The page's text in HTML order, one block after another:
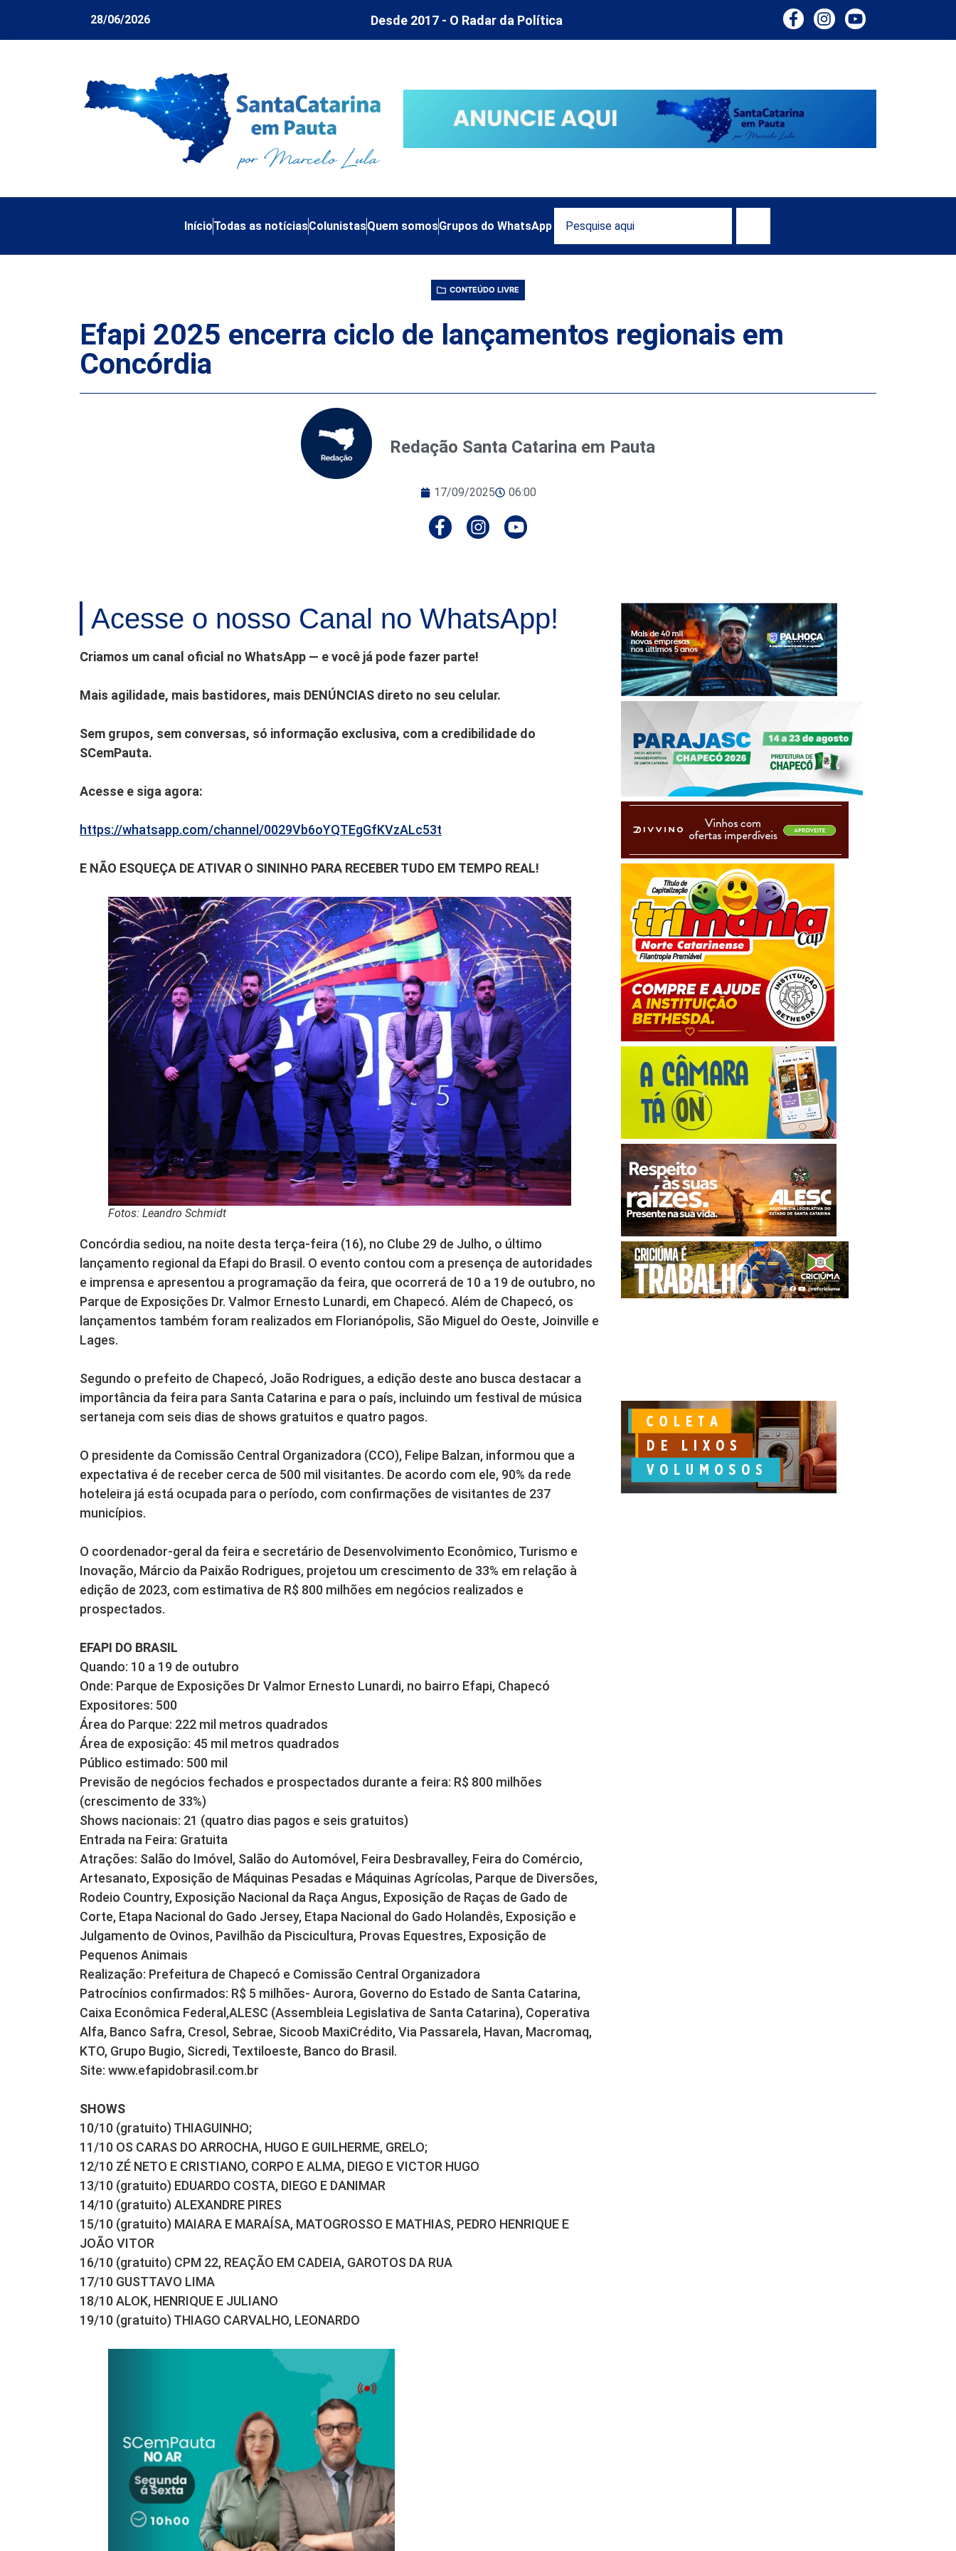
28/06/2026 Desde 2017 - O Radar da Política
InícioTodas as notíciasColunistasQuem somosGrupos do WhatsApp
CONTEÚDO LIVRE
Efapi 2025 encerra ciclo de lançamentos regionais em
Concórdia
Redação Santa Catarina em Pauta
17/09/2025 06:00
Acesse o nosso Canal no WhatsApp!
Criamos um canal oficial no WhatsApp — e você já pode fazer parte!
Mais agilidade, mais bastidores, mais DENÚNCIAS direto no seu celular.
Sem grupos, sem conversas, só informação exclusiva, com a credibilidade do
SCemPauta.
Acesse e siga agora:
https://whatsapp.com/channel/0029Vb6oYQTEgGfKVzALc53t
E NÃO ESQUEÇA DE ATIVAR O SININHO PARA RECEBER TUDO EM TEMPO REAL!
Fotos: Leandro Schmidt
Concórdia sediou, na noite desta terça-feira (16), no Clube 29 de Julho, o último
lançamento regional da Efapi do Brasil. O evento contou com a presença de autoridades
e imprensa e apresentou a programação da feira, que ocorrerá de 10 a 19 de outubro, no
Parque de Exposições Dr. Valmor Ernesto Lunardi, em Chapecó. Além de Chapecó, os
lançamentos também foram realizados em Florianópolis, São Miguel do Oeste, Joinville e
Lages.
Segundo o prefeito de Chapecó, João Rodrigues, a edição deste ano busca destacar a
importância da feira para Santa Catarina e para o país, incluindo um festival de música
sertaneja com seis dias de shows gratuitos e quatro pagos.
O presidente da Comissão Central Organizadora (CCO), Felipe Balzan, informou que a
expectativa é de receber cerca de 500 mil visitantes. De acordo com ele, 90% da rede
hoteleira já está ocupada para o período, com confirmações de visitantes de 237
municípios.
O coordenador-geral da feira e secretário de Desenvolvimento Econômico, Turismo e
Inovação, Márcio da Paixão Rodrigues, projetou um crescimento de 33% em relação à
edição de 2023, com estimativa de R$ 800 milhões em negócios realizados e
prospectados.
EFAPI DO BRASIL
Quando: 10 a 19 de outubro
Onde: Parque de Exposições Dr Valmor Ernesto Lunardi, no bairro Efapi, Chapecó
Expositores: 500
Área do Parque: 222 mil metros quadrados
Área de exposição: 45 mil metros quadrados
Público estimado: 500 mil
Previsão de negócios fechados e prospectados durante a feira: R$ 800 milhões
(crescimento de 33%)
Shows nacionais: 21 (quatro dias pagos e seis gratuitos)
Entrada na Feira: Gratuita
Atrações: Salão do Imóvel, Salão do Automóvel, Feira Desbravalley, Feira do Comércio,
Artesanato, Exposição de Máquinas Pesadas e Máquinas Agrícolas, Parque de Diversões,
Rodeio Country, Exposição Nacional da Raça Angus, Exposição de Raças de Gado de
Corte, Etapa Nacional do Gado Jersey, Etapa Nacional do Gado Holandês, Exposição e
Julgamento de Ovinos, Pavilhão da Piscicultura, Provas Equestres, Exposição de
Pequenos Animais
Realização: Prefeitura de Chapecó e Comissão Central Organizadora
Patrocínios confirmados: R$ 5 milhões- Aurora, Governo do Estado de Santa Catarina,
Caixa Econômica Federal,ALESC (Assembleia Legislativa de Santa Catarina), Coperativa
Alfa, Banco Safra, Cresol, Sebrae, Sicoob MaxiCrédito, Via Passarela, Havan, Macromaq,
KTO, Grupo Bugio, Sicredi, Textiloeste, Banco do Brasil.
Site: www.efapidobrasil.com.br
SHOWS
10/10 (gratuito) THIAGUINHO;
11/10 OS CARAS DO ARROCHA, HUGO E GUILHERME, GRELO;
12/10 ZÉ NETO E CRISTIANO, CORPO E ALMA, DIEGO E VICTOR HUGO
13/10 (gratuito) EDUARDO COSTA, DIEGO E DANIMAR
14/10 (gratuito) ALEXANDRE PIRES
15/10 (gratuito) MAIARA E MARAÍSA, MATOGROSSO E MATHIAS, PEDRO HENRIQUE E
JOÃO VITOR
16/10 (gratuito) CPM 22, REAÇÃO EM CADEIA, GAROTOS DA RUA
17/10 GUSTTAVO LIMA
18/10 ALOK, HENRIQUE E JULIANO
19/10 (gratuito) THIAGO CARVALHO, LEONARDO